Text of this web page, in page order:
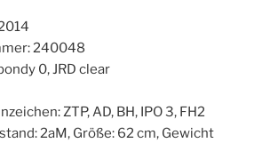
240048
0, JRD clear
ZTP, AD, BH, IPO 3, FH2
2aM, Größe: 62 cm, Gewicht